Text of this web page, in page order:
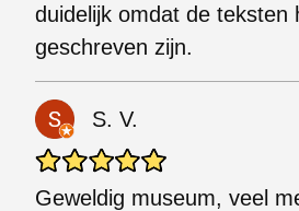
duidelijk omdat de teksten
geschreven zijn.
S. V.
Geweldig museum, veel